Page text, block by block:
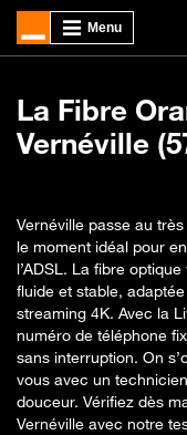
La Fibre
Vernéville
Vernéville passe au
le moment idéal pour
l’ADSL. La fibre
fluide et stable,
streaming 4K. Avec la
numéro de téléphone
sans interruption. On
vous avec un
douceur. Vérifiez dès
Vernéville avec notre